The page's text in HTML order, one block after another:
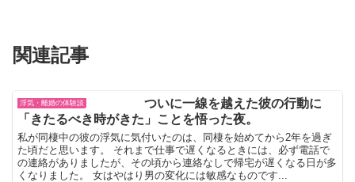
関連記事
浮気・離婚の体験談
ついに一線を越えた彼の行動に
「きたるべき時がきた」ことを悟った夜。
私が同棲中の彼の浮気に気付いたのは、同棲を始めてから2年を過ぎ
た頃だと思います。 それまで仕事で遅くなるときには、必ず電話で
の連絡がありましたが、その頃から連絡なしで帰宅が遅くなる日が多
くなりました。 女はやはり男の変化には敏感なものです...